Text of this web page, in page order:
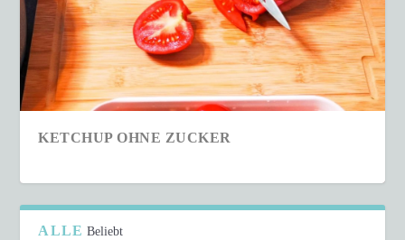
KETCHUP OHNE ZUCKER
ALLE Beliebt